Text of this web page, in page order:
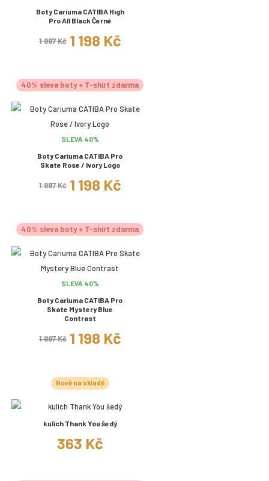
Boty Cariuma CATIBA High
Pro All Black Černé
1 997 Kč 1 198 Kč
40% sleva boty + T-shirt zdarma
SLEVA 40%
Boty Cariuma CATIBA Pro
Skate Rose / Ivory Logo
1 997 Kč 1 198 Kč
40% sleva boty + T-shirt zdarma
SLEVA 40%
Boty Cariuma CATIBA Pro
Skate Mystery Blue
Contrast
1 997 Kč 1 198 Kč
Nově na skladě
kulich Thank You šedý
363 Kč